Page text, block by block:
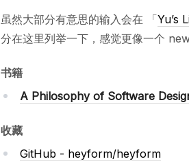
虽然大部分有意思的输入会在 「Yu’s
分在这里列举一下，感觉更像一个
书籍
A Philosophy of Software
收藏
GitHub - heyform/heyform